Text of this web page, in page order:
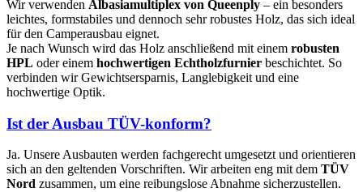
Wir verwenden Albasiamultiplex von Queenply – ein besonders
leichtes, formstabiles und dennoch sehr robustes Holz, das sich ideal
für den Camperausbau eignet.
Je nach Wunsch wird das Holz anschließend mit einem robusten
HPL oder einem hochwertigen Echtholzfurnier beschichtet. So
verbinden wir Gewichtsersparnis, Langlebigkeit und eine
hochwertige Optik.
Ist der Ausbau TÜV-konform?
Ja. Unsere Ausbauten werden fachgerecht umgesetzt und orientieren
sich an den geltenden Vorschriften. Wir arbeiten eng mit dem TÜV
Nord zusammen, um eine reibungslose Abnahme sicherzustellen.